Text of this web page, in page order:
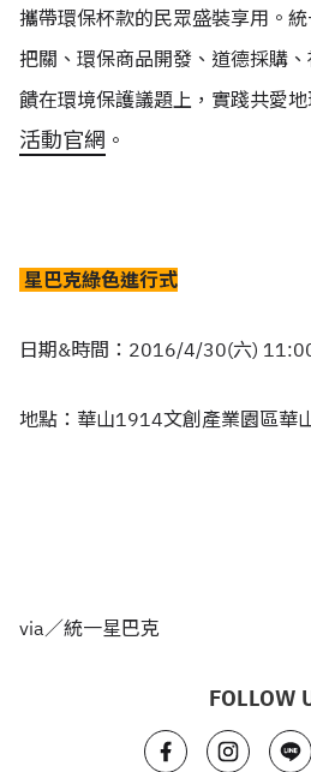
攜帶環保杯款的民眾盛裝享用。
把關、環保商品開發、道德採購
饋在環境保護議題上，實踐共愛
活動官網 。
星巴克綠色進行式
日期&時間：2016/4/30(六)
地點：華山1914文創產業園區華
via／統一星巴克
FOLLOW